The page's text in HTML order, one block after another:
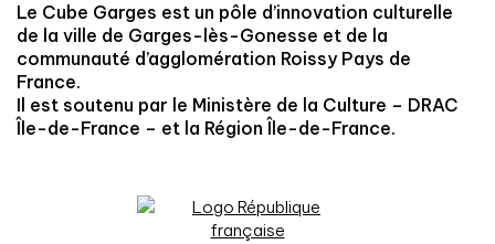
Le Cube Garges est un pôle d’innovation culturelle
de la ville de Garges-lès-Gonesse et de la
communauté d’agglomération Roissy Pays de
France.
Il est soutenu par le Ministère de la Culture – DRAC
Île-de-France – et la Région Île-de-France.